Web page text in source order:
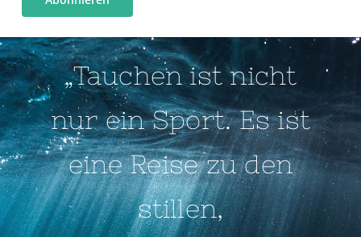
„Tauchen ist nicht
nur ein Sport. Es ist
eine Reise zu den
stillen,